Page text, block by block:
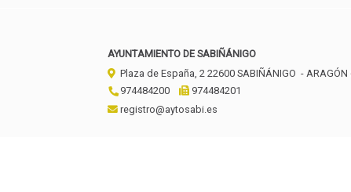
AYUNTAMIENTO DE SABIÑÁNIGO
Plaza de España, 2 22600 SABIÑÁNIGO - ARAGÓN
974484200
974484201
registro@aytosabi.es